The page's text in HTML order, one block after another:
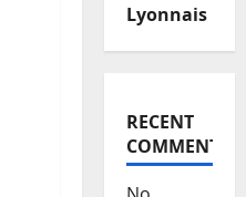
Lyonnais
RECENT
COMMENTS